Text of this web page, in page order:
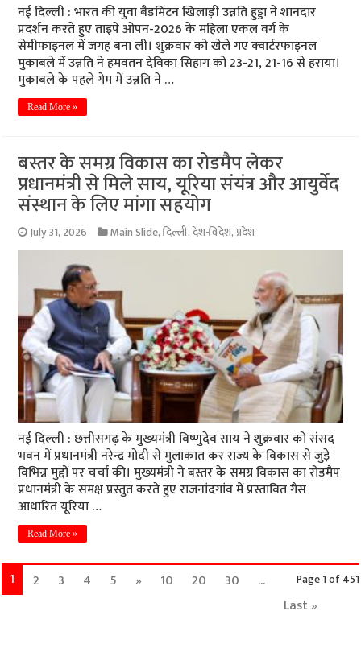
नई दिल्ली : भारत की युवा बैडमिंटन खिलाड़ी उन्नति हुड्डा ने शानदार
प्रदर्शन करते हुए ताइपे ओपन-2026 के महिला एकल वर्ग के
सेमीफाइनल में जगह बना ली। शुक्रवार को खेले गए क्वार्टरफाइनल
मुकाबले में उन्नति ने हमवतन देविका सिहाग को 23-21, 21-16 से हराया।
मुकाबले के पहले गेम में उन्नति ने …
Read More »
बस्तर के समग्र विकास का रोडमैप लेकर
प्रधानमंत्री से मिले साय, यूरिया संयंत्र और आयुर्वेद
संस्थान के लिए मांगा सहयोग
July 31, 2026 Main Slide,दिल्ली,देश-विदेश,प्रदेश
नई दिल्ली : छत्तीसगढ़ के मुख्यमंत्री विष्णुदेव साय ने शुक्रवार को संसद
भवन में प्रधानमंत्री नरेन्द्र मोदी से मुलाकात कर राज्य के विकास से जुड़े
विभिन्न मुद्दों पर चर्चा की। मुख्यमंत्री ने बस्तर के समग्र विकास का रोडमैप
प्रधानमंत्री के समक्ष प्रस्तुत करते हुए राजनांदगांव में प्रस्तावित गैस
आधारित यूरिया …
Read More »
Page 1 of 451
1 2 3 4 5 » 10 20 30
...
Last »